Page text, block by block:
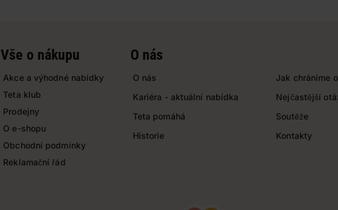
Vše o nákupu
Akce a výhodné nabídky
Teta klub
Prodejny
O e-shopu
Obchodní podmínky
Reklamační řád
O nás
O nás
Kariéra - aktuální nabídka
Teta pomáhá
Historie
Jak chráníme
Nejčastější
Soutěže
Kontakty